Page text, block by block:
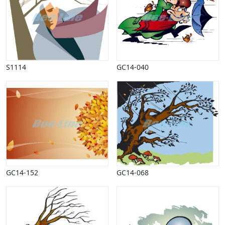
Påske
Penge, finans
Piktogrammer
Pinse
Politik, arbejdsmarked
Restauration, hotel
Skibe, både, søfart
Sport
Spots
Stjernetegn, astrologi
Trafik, færdsel
Uddannelse
Udsalg og andre begreber
Underholdning, kultur
S1114 GC14-040
GC14-152 GC14-068